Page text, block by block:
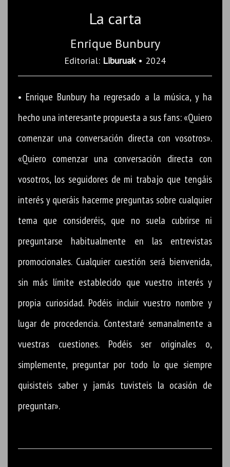
La carta
Enrique Bunbury
Editorial: Liburuak• 2024
• Enrique Bunbury ha regresado a la música, y ha
hecho una interesante propuesta a sus fans: «Quiero
comenzar una conversación directa con vosotros».
«Quiero comenzar una conversación directa con
vosotros, los seguidores de mi trabajo que tengáis
interés y queráis hacerme preguntas sobre cualquier
tema que consideréis, que no suela cubrirse ni
preguntarse habitualmente en las entrevistas
promocionales. Cualquier cuestión será bienvenida,
sin más límite establecido que vuestro interés y
propia curiosidad. Podéis incluir vuestro nombre y
lugar de procedencia. Contestaré semanalmente a
vuestras cuestiones. Podéis ser originales o,
simplemente, preguntar por todo lo que siempre
quisisteis saber y jamás tuvisteis la ocasión de
preguntar».